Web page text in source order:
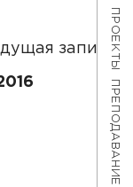
ПРОЕКТЫ
ПРЕПОДАВАНИЕ
запись: